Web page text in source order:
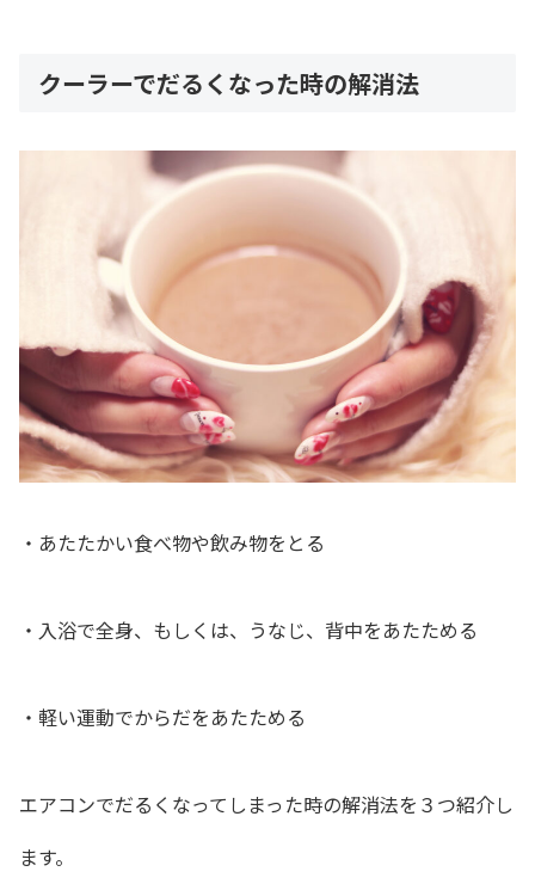
クーラーでだるくなった時の解消法
・あたたかい食べ物や飲み物をとる
・入浴で全身、もしくは、うなじ、背中をあたためる
・軽い運動でからだをあたためる
エアコンでだるくなってしまった時の解消法を３つ紹介し
ます。